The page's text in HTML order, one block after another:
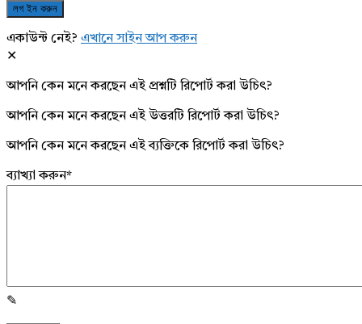
একাউন্ট নেই? এখানে সাইন আপ করুন
আপনি কেন মনে করছেন এই প্রশ্নটি রিপোর্ট করা উচিৎ?
আপনি কেন মনে করছেন এই উত্তরটি রিপোর্ট করা উচিৎ?
আপনি কেন মনে করছেন এই ব্যক্তিকে রিপোর্ট করা উচিৎ?
ব্যাখ্যা করুন*